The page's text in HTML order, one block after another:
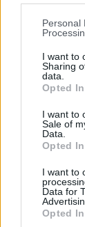
You may
disclosure of
by third
downstream
by us to third
Downstream
further
Personal
I want to
Sharing
data.
Opted In
I want to
Sale of
Data.
Opted In
I want to
Data for
Opted In
FINE LAVORI
Riccione,
nuovi
Redazione